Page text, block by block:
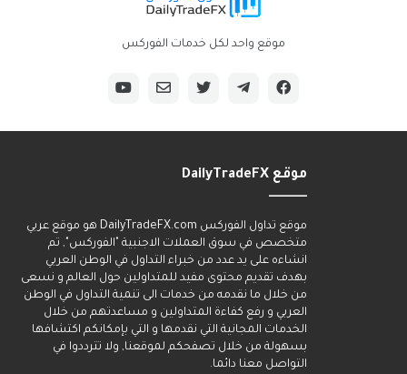
موقع واحد لكل خدمات الفوركس
موقع DailyTradeFX
______
موقع تداول الفوركس DailyTradeFX.com هو موقع عربي
متخصص في سوق العملات الاجنبية "الفوركس", تم
انشاءه على يد عدد من خبراء التداول في الوطن العربي
بهدف تقديم محتوى مفيد للمتداولين حول العالم و نسعى
من خلال ما نقدمه من خدمات الى تنمية التداول في الوطن
العربي و رفع كفاءة المتداولين و مساعدتهم من خلال
الخدمات المجانية التي نقدمها و التي بإمكانكم اكتشافها
بسهولة من خلال تصفحكم لموقعنا, ولا تترددوا في
التواصل معنا دائما.